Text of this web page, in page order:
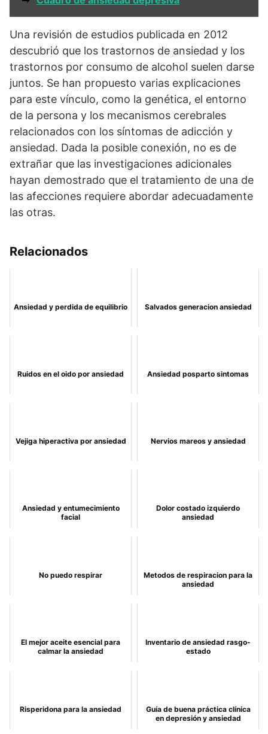
Una revisión de estudios publicada en 2012
descubrió que los trastornos de ansiedad y los
trastornos por consumo de alcohol suelen darse
juntos. Se han propuesto varias explicaciones
para este vínculo, como la genética, el entorno
de la persona y los mecanismos cerebrales
relacionados con los síntomas de adicción y
ansiedad. Dada la posible conexión, no es de
extrañar que las investigaciones adicionales
hayan demostrado que el tratamiento de una de
las afecciones requiere abordar adecuadamente
las otras.
Relacionados
Ansiedad y perdida de equilibrio Salvados generacion ansiedad
Ruidos en el oido por ansiedad Ansiedad posparto sintomas
Vejiga hiperactiva por ansiedad Nervios mareos y ansiedad
Ansiedad y entumecimiento
facial
Dolor costado izquierdo
ansiedad
No puedo respirar
Metodos de respiracion para la
ansiedad
El mejor aceite esencial para
calmar la ansiedad
Inventario de ansiedad rasgo-
estado
Risperidona para la ansiedad
Guía de buena práctica clínica
en depresión y ansiedad